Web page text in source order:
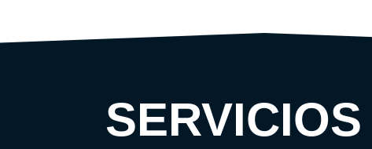
SERVICIOS